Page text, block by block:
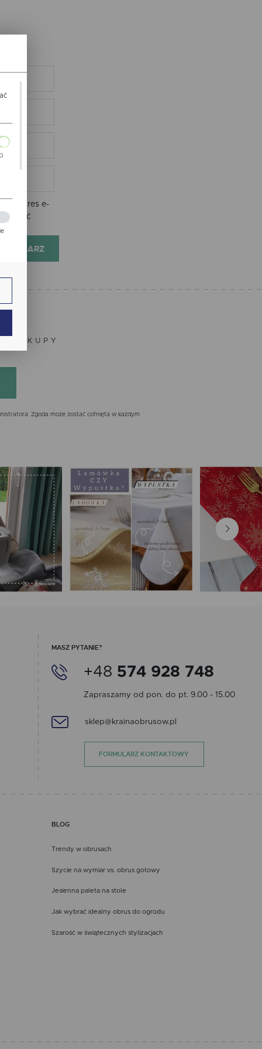
adres e-
zostać
ZAKUPY
Zgoda może zostać cofnięta w każdym
MASZ PYTANIE?
+48 574 928 748
Zapraszamy od pon. do pt. 9.00 - 15.00
sklep@krainaobrusow.pl
FORMULARZ KONTAKTOWY
BLOG
Trendy w obrusach
Szycie na wymiar vs. obrus gotowy
Jesienna paleta na stole
Jak wybrać idealny obrus do ogrodu
Szarość w świątecznych stylizacjach